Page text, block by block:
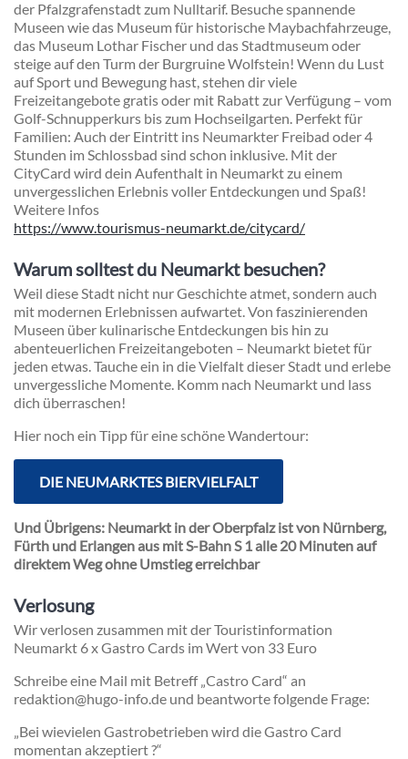
der Pfalzgrafenstadt zum Nulltarif. Besuche spannende
Museen wie das Museum für historische Maybachfahrzeuge,
das Museum Lothar Fischer und das Stadtmuseum oder
steige auf den Turm der Burgruine Wolfstein! Wenn du Lust
auf Sport und Bewegung hast, stehen dir viele
Freizeitangebote gratis oder mit Rabatt zur Verfügung – vom
Golf-Schnupperkurs bis zum Hochseilgarten. Perfekt für
Familien: Auch der Eintritt ins Neumarkter Freibad oder 4
Stunden im Schlossbad sind schon inklusive. Mit der
CityCard wird dein Aufenthalt in Neumarkt zu einem
unvergesslichen Erlebnis voller Entdeckungen und Spaß!
Weitere Infos
https://www.tourismus-neumarkt.de/citycard/
Warum solltest du Neumarkt besuchen?
Weil diese Stadt nicht nur Geschichte atmet, sondern auch
mit modernen Erlebnissen aufwartet. Von faszinierenden
Museen über kulinarische Entdeckungen bis hin zu
abenteuerlichen Freizeitangeboten – Neumarkt bietet für
jeden etwas. Tauche ein in die Vielfalt dieser Stadt und erlebe
unvergessliche Momente. Komm nach Neumarkt und lass
dich überraschen!
Hier noch ein Tipp für eine schöne Wandertour:
DIE NEUMARKTES BIERVIELFALT
Und Übrigens: Neumarkt in der Oberpfalz ist von Nürnberg,
Fürth und Erlangen aus mit S-Bahn S 1 alle 20 Minuten auf
direktem Weg ohne Umstieg erreichbar
Verlosung
Wir verlosen zusammen mit der Touristinformation
Neumarkt 6 x Gastro Cards im Wert von 33 Euro
Schreibe eine Mail mit Betreff „Castro Card“ an
redaktion@hugo-info.de und beantworte folgende Frage:
„Bei wievielen Gastrobetrieben wird die Gastro Card
momentan akzeptiert ?“